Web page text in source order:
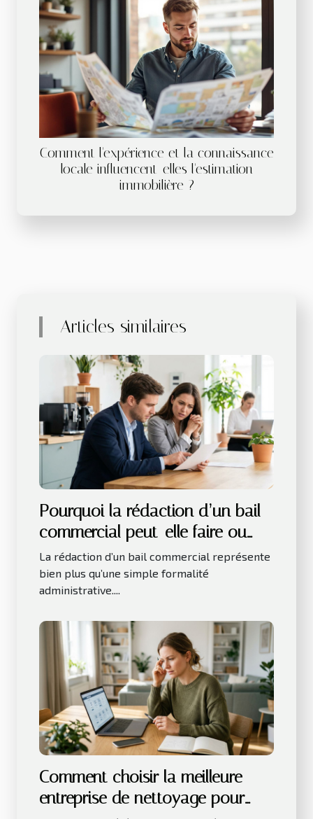
Comment l'expérience et la connaissance
locale influencent-elles l'estimation
immobilière ?
Articles similaires
Pourquoi la rédaction d’un bail
commercial peut-elle faire ou
défaire une entreprise
La rédaction d’un bail commercial représente
bien plus qu’une simple formalité
administrative....
Comment choisir la meilleure
entreprise de nettoyage pour